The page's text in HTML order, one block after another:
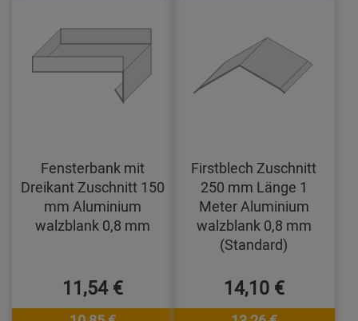
Fensterbank mit
Dreikant Zuschnitt 150
mm Aluminium
walzblank 0,8 mm
11,54 €
Firstblech Zuschnitt
250 mm Länge 1
Meter Aluminium
walzblank 0,8 mm
(Standard)
14,10 €